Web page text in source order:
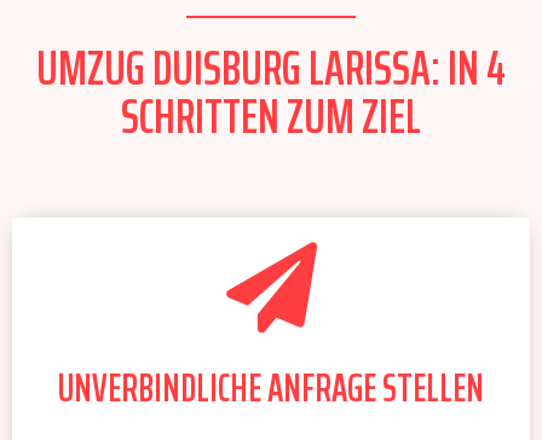
UMZUG DUISBURG LARISSA: IN 4
SCHRITTEN ZUM ZIEL
UNVERBINDLICHE ANFRAGE STELLEN